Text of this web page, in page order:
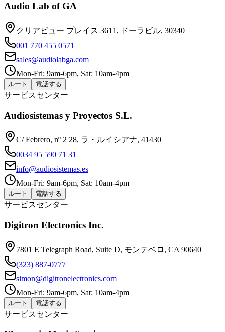
Audio Lab of GA
クリアビュー プレイス 3611, ドーラビル, 30340
001 770 455 0571
sales@audiolabga.com
Mon-Fri: 9am-6pm, Sat: 10am-4pm
ルート 電話する
サービスセンター
Audiosistemas y Proyectos S.L.
C/ Febrero, nº 2 28, ラ・ルイシアナ, 41430
0034 95 590 71 31
info@audiosistemas.es
Mon-Fri: 9am-6pm, Sat: 10am-4pm
ルート 電話する
サービスセンター
Digitron Electronics Inc.
7801 E Telegraph Road, Suite D, モンテベロ, CA 90640
(323) 887-0777
simon@digitronelectronics.com
Mon-Fri: 9am-6pm, Sat: 10am-4pm
ルート 電話する
サービスセンター